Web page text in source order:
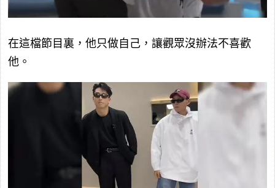
在這檔節目裏，他只做自己，讓觀眾沒辦法不喜歡
他。